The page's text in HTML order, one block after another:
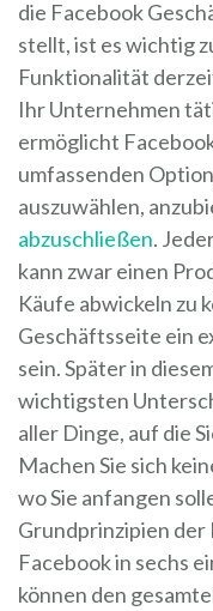
die Facebook
stellt, ist es wichtig
Funktionalität
Ihr Unternehmen
ermöglicht
umfassenden
auszuwählen,
abzuschließen.
kann zwar einen
Käufe abwickeln zu
Geschäftsseite ein
sein. Später in
wichtigsten
aller Dinge, auf die
Machen Sie sich
wo Sie anfangen
Grundprinzipien der
Facebook in sechs
können den